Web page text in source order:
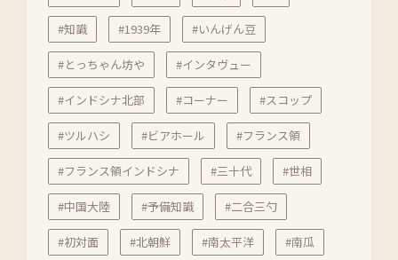
#知識 #1939年 #いんげん豆
#とっちゃん坊や #インタヴュー
#インドシナ北部 #コーナー #スコップ
#ツルハシ #ビアホール #フランス領
#フランス領インドシナ #三十代 #世相
#中国大陸 #予備知識 #二合三勺
#初対面 #北朝鮮 #南太平洋 #南瓜